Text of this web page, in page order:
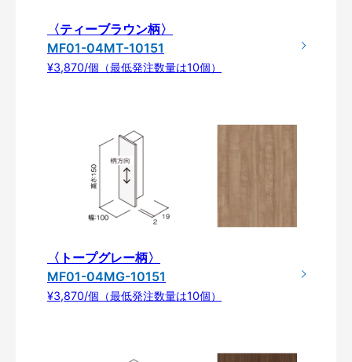
〈ティーブラウン柄〉
MF01-04MT-10151
¥3,870/個（最低発注数量は10個）
〈トープグレー柄〉
MF01-04MG-10151
¥3,870/個（最低発注数量は10個）